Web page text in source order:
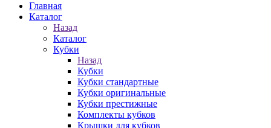
Главная
Каталог
Назад
Каталог
Кубки
Назад
Кубки
Кубки стандартные
Кубки оригинальные
Кубки престижные
Комплекты кубков
Крышки для кубков